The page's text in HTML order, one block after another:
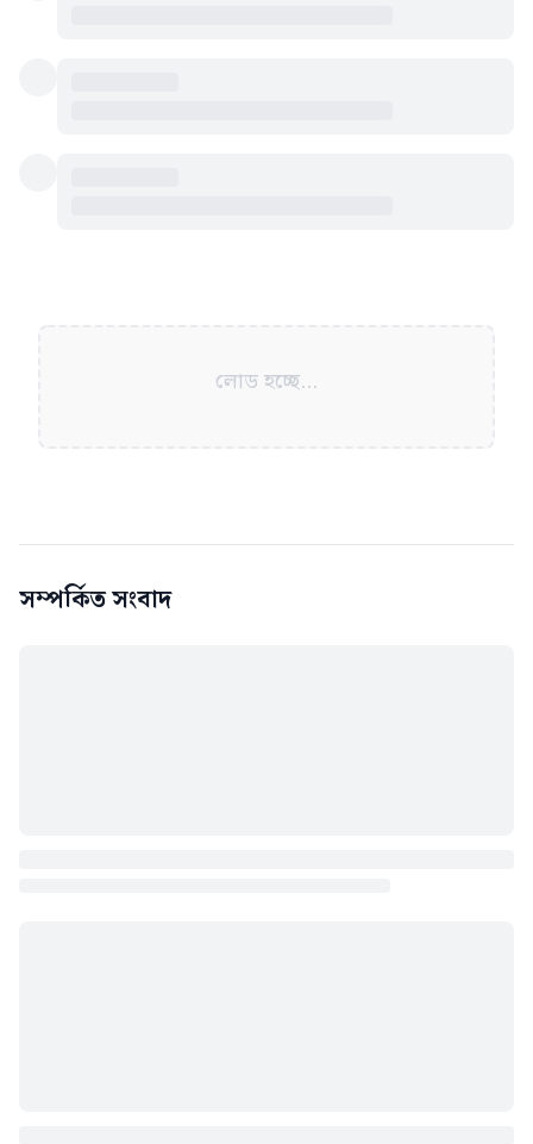
লোড হচ্ছে...
সম্পর্কিত সংবাদ